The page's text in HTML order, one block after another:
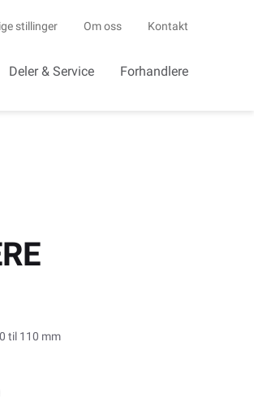
stillinger Om oss Kontakt
Deler & Service Forhandlere
til 110 mm